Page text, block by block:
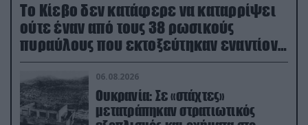
Το Κίεβο δεν κατάφερε να καταρρίψει
ούτε έναν από τους 38 ρωσικούς
πυραύλους που εκτοξεύτηκαν εναντίον
του
06.08.2026
Ουκρανία: Σε «στάχτες»
μετατράπηκαν στρατιωτικός